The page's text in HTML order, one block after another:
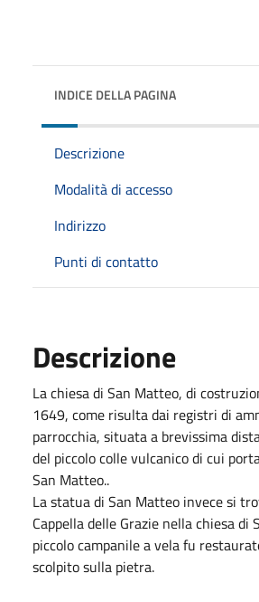
INDICE DELLA PAGINA
Descrizione
Modalità di accesso
Indirizzo
Punti di contatto
Descrizione
La chiesa di San Matteo, di
1649, come risulta dai registri di
parrocchia, situata a brevissima
del piccolo colle vulcanico di cui
San Matteo..
La statua di San Matteo invece si
Cappella delle Grazie nella chiesa di
piccolo campanile a vela fu
scolpito sulla pietra.